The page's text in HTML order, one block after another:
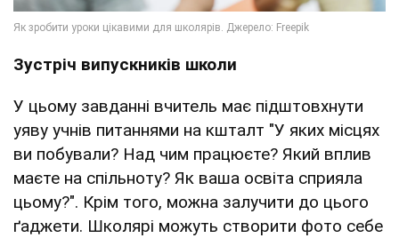
Зустріч випускників школи
У цьому завданні вчитель має підштовхнути
уяву учнів питаннями на кшталт "У яких місцях
ви побували? Над чим працюєте? Який вплив
маєте на спільноту? Як ваша освіта сприяла
цьому?". Крім того, можна залучити до цього
ґаджети. Школярі можуть створити фото себе